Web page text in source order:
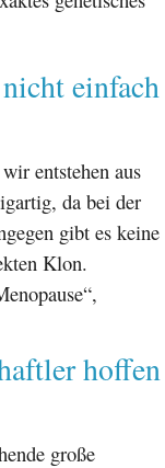
einfach
entstehen aus
da bei der
gibt es keine
Klon.
hoffen
große